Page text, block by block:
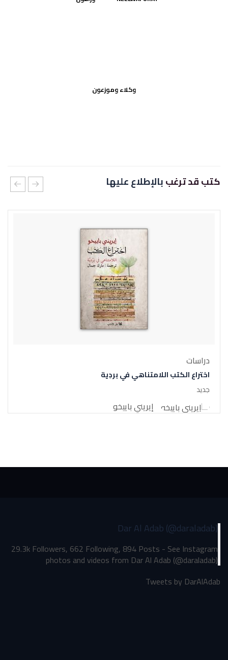
وكلاء وموزعون
كتب قد ترغببالإطلاع عليها
دراسات
اختراع الكتب اللامتناهي في بردِية
جديد
إيريني باييخو
Dar Al Adab (@daraladab)
29.3k Followers, 662 Following, 894 Posts - See Instagram
photos and videos from Dar Al Adab (@daraladab)
Tweets by DarAlAdab